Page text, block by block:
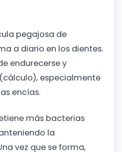
pegajosa de
a diario en los dientes.
endurecerse y
especialmente
encías.
más bacterias
la
vez que se forma,